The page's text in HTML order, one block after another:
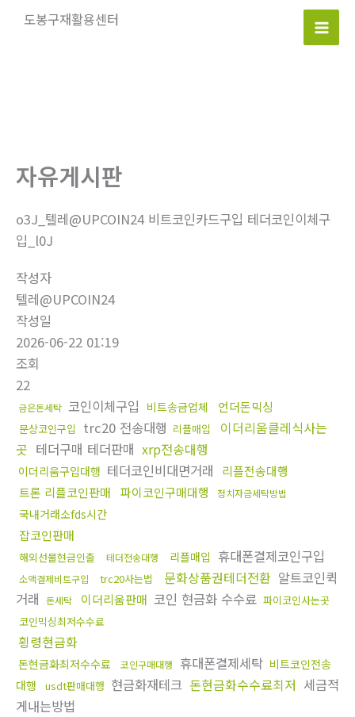
도봉구재활용센터
Main
자유게시판
o3J_텔레@UPCOIN24 비트코인카드구입 테더코인이체구
입_l0J
작성자
텔레@UPCOIN24
작성일
2026-06-22 01:19
조회
22
금은돈세탁 코인이체구입 비트송금업체 언더돈믹싱
문상코인구입 trc20 전송대행 리플매입
이더리움클레식사는
곳 테더구매 테더판매 xrp전송대행
이더리움구입대행 테더코인비대면거래
리플전송대행
트론 리플코인판매
파이코인구매대행 정치자금세탁방법
국내거래소fds시간
잡코인판매
해외선물현금인출 테더전송대행 리플매입 휴대폰결제코인구입
소액결제비트구입 trc20사는법 문화상품권테더전환 알트코인퀵
거래 돈세탁 이더리움판매 코인 현금화 수수료 파이코인사는곳
코인믹싱최저수수료
횡령현금화
돈현금화최저수수료 코인구매대행 휴대폰결제세탁 비트코인전송
대행
usdt판매대행 현금화재테크 돈현금화수수료최저 세금적
게내는방법